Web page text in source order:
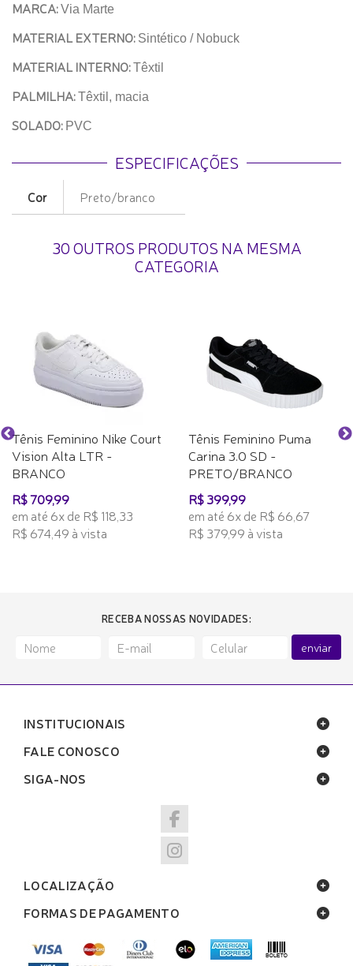
MARCA:Via Marte
MATERIAL EXTERNO: Sintético / Nobuck
MATERIAL INTERNO:Têxtil
PALMILHA:Têxtil, macia
SOLADO: PVC
ESPECIFICAÇÕES
Cor Preto/branco
30 OUTROS PRODUTOS NA MESMA
CATEGORIA
Tênis Feminino Nike Court
Vision Alta LTR -
BRANCO
R$ 709,99
em até 6x de R$ 118,33
R$ 674,49 à vista
Tênis Feminino Puma
Carina 3.0 SD -
PRETO/BRANCO
R$ 399,99
em até 6x de R$ 66,67
R$ 379,99 à vista
RECEBA NOSSAS NOVIDADES:
enviar
INSTITUCIONAIS
FALE CONOSCO
SIGA-NOS
LOCALIZAÇÃO
FORMAS DE PAGAMENTO